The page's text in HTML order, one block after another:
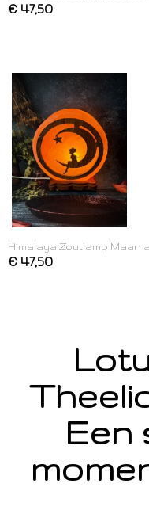
€ 47,50
Himalaya Zoutlamp Maan
€ 47,50
Een